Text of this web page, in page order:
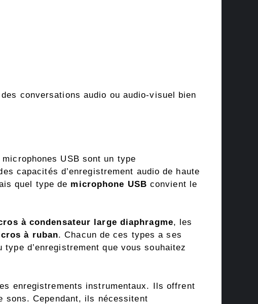
conversations audio ou audio-visuel bien
USB sont un type
capacités d’enregistrement audio de haute
quel type de microphone USB convient le
à condensateur large diaphragme, les
à ruban. Chacun de ces types a ses
d’enregistrement que vous souhaitez
enregistrements instrumentaux. Ils offrent
sons. Cependant, ils nécessitent